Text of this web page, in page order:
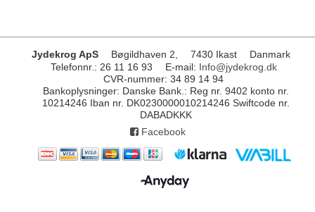
Jydekrog ApS Bøgildhaven 2, 7430 Ikast
Danmark
Telefonnr. : 26 11 16 93 E-mail: Info@jydekrog.dk
CVR-nummer: 34 89 14 94
Bankoplysninger: Danske Bank.: Reg nr. 9402 konto nr.
10214246 Iban nr. DK0230000010214246 Swiftcode nr.
DABADKKK
Facebook